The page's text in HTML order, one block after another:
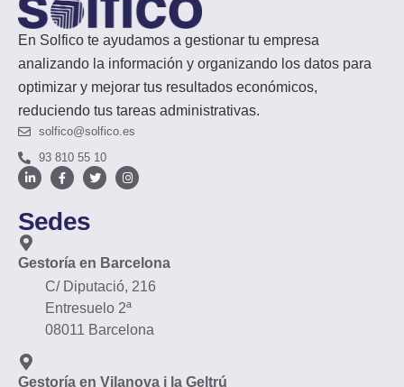
En Solfico te ayudamos a gestionar tu empresa
analizando la información y organizando los datos para
optimizar y mejorar tus resultados económicos,
reduciendo tus tareas administrativas.
solfico@solfico.es
93 810 55 10
Sedes
Gestoría en Barcelona
C/ Diputació, 216
Entresuelo 2ª
08011 Barcelona
Gestoría en Vilanova i la Geltrú